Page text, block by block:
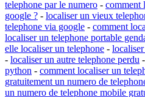
telephone par le numero - comment
google ? - localiser un vieux
telephone via google - comment
localiser un telephone portable
elle localiser un telephone -
- localiser un autre telephone perdu -
python - comment localiser un
gratuitement un numero de
un numero de telephone mobile